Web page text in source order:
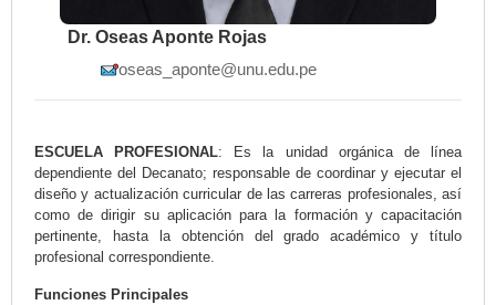
Dr. Oseas Aponte Rojas
oseas_aponte@unu.edu.pe
ESCUELA PROFESIONAL: Es la unidad orgánica de línea
dependiente del Decanato; responsable de coordinar y ejecutar el
diseño y actualización curricular de las carreras profesionales, así
como de dirigir su aplicación para la formación y capacitación
pertinente, hasta la obtención del grado académico y título
profesional correspondiente.
Funciones Principales